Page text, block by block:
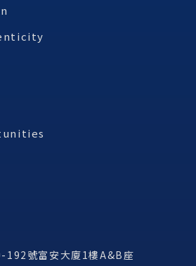
192號富安大廈1樓A&B座